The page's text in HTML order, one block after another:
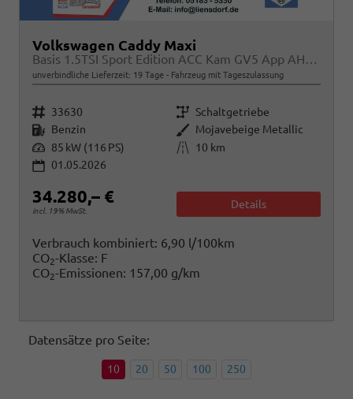
Volkswagen Caddy Maxi
Basis 1.5TSI Sport Edition ACC Kam GV5 App AHK Reling
unverbindliche Lieferzeit: 19 Tage Fahrzeug mit Tageszulassung
Fahrzeugnr. 33630 Getriebe Schaltgetriebe
Kraftstoff Benzin Außenfarbe Mojavebeige Metallic
Leistung 85 kW (116 PS) Kilometerstand
10 km
01.05.2026
34.280,– €
incl. 19% MwSt.
Details
Verbrauch kombiniert: 6,90 l/100km
CO2-Klasse: F
CO2-Emissionen: 157,00 g/km
Datensätze pro Seite:
10 20 50 100 250